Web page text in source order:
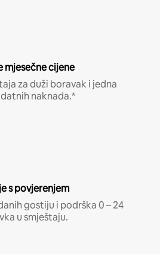
mjesečne cijene
za duži boravak i jedna
naknada.*
s povjerenjem
gostiju i podrška 0 – 24
u smještaju.